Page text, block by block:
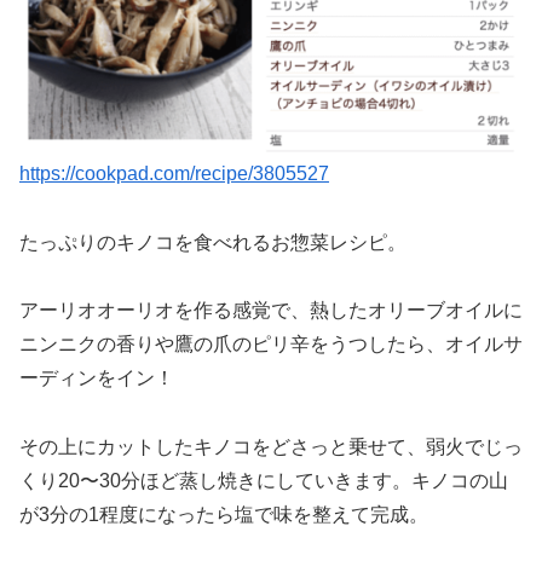
https://cookpad.com/recipe/3805527
たっぷりのキノコを食べれるお惣菜レシピ。
アーリオオーリオを作る感覚で、熱したオリーブオイルに
ニンニクの香りや鷹の爪のピリ辛をうつしたら、オイルサ
ーディンをイン！
その上にカットしたキノコをどさっと乗せて、弱火でじっ
くり20〜30分ほど蒸し焼きにしていきます。キノコの山
が3分の1程度になったら塩で味を整えて完成。